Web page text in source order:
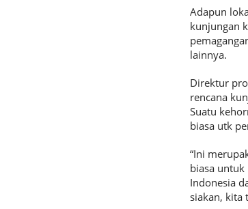
Adapun
kunjungan
lainnya.
Direktur
rencana
Suatu
biasa utk
“Ini
biasa
Indonesia
siakan, kita